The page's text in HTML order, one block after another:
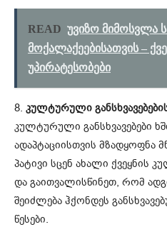
READ უვიზო მიმოსვლა
მოქალაქეებისათვის –
უპირატესობები
8. კულტურული
კულტურული განსხვავებები
ადაპტაციისთვის მზადყოფნა
პატივი სცენ ახალი ქვეყნის
და გაითვალისწინეთ, რომ
შეიძლება ჰქონდეს
წესები.